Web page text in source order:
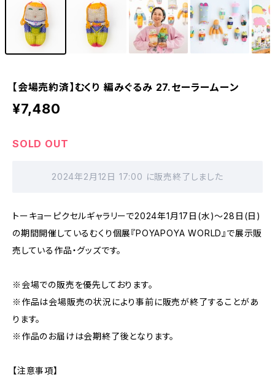
【会場売約済】むくり 編みぐるみ 27.セーラームーン
¥7,480
SOLD OUT
2024年2月12日 17:00 に販売終了しました
トーキョーピクセルギャラリーで2024年1月17日(水)〜28日(日)
の期間開催しているむくり個展『POYAPOYA WORLD』で展示販
売している作品・グッズです。
※会場での販売を優先しております。
※作品は会場販売の状況により事前に販売が終了することがあ
ります。
※作品のお届けは会期終了後となります。
【注意事項】